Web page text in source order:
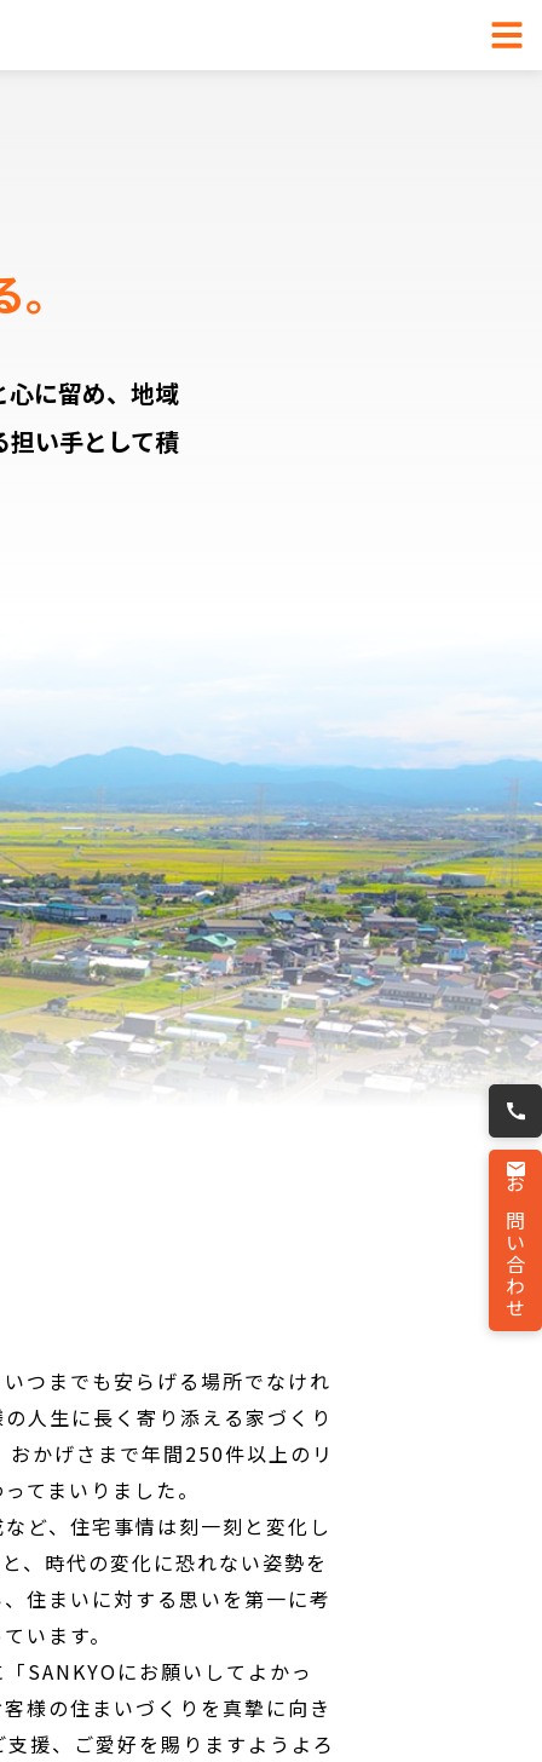
お問い合わせ
心に留め、地域
担い手として積
つまでも安らげる場所でなけれ
人生に長く寄り添える家づくり
かげさまで年間250件以上のリ
てまいりました。
ど、住宅事情は刻一刻と変化し
、時代の変化に恐れない姿勢を
住まいに対する思いを第一に考
います。
SANKYOにお願いしてよかっ
様の住まいづくりを真摯に向き
援、ご愛好を賜りますようよろ